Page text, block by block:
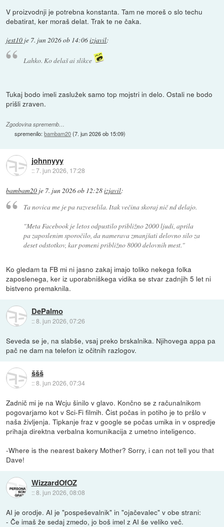
V proizvodnji je potrebna konstanta. Tam ne moreš o slo techu
debatirat, ker moraš delat. Trak te ne čaka.
jest10 je 7. jun 2026 ob 14:06izjavil:
Lahko. Ko delaš ai slikce
Tukaj bodo imeli zaslužek samo top mojstri in delo. Ostali ne bodo
prišli zraven.
Zgodovina sprememb…
spremenilo:bambam20(7. jun 2026 ob 15:09)
johnnyyy
::7. jun 2026, 17:28
bambam20 je 7. jun 2026 ob 12:28izjavil:
Ta novica me je pa razveselila. Itak večina skoraj nič nd delajo.
"Meta Facebook je letos odpustilo približno 2000 ljudi, aprila
pa zaposlenim sporočilo, da namerava zmanjšati delovno silo za
deset odstotkov, kar pomeni približno 8000 delovnih mest."
Ko gledam ta FB mi ni jasno zakaj imajo toliko nekega folka
zaposlenega, ker iz uporabniškega vidika se stvar zadnjih 5 let ni
bistveno premaknila.
DePalmo
::8. jun 2026, 07:26
Seveda se je, na slabše, vsaj preko brskalnika. Njihovega appa pa
pač ne dam na telefon iz očitnih razlogov.
ššš
::8. jun 2026, 07:34
Zadnič mi je na Wcju šinilo v glavo. Končno se z računalnikom
pogovarjamo kot v Sci-Fi filmih. Čist počas in potiho je to pršlo v
naša življenja. Tipkanje fraz v google se počas umika in v ospredje
prihaja direktna verbalna komunikacija z umetno inteligenco.
-Where is the nearest bakery Mother? Sorry, i can not tell you that
Dave!
WizzardOfOZ
::8. jun 2026, 08:08
AI je orodje. AI je "pospeševalnik" in "ojačevalec" v obe strani:
- Če imaš že sedaj zmedo, jo boš imel z AI še veliko več.